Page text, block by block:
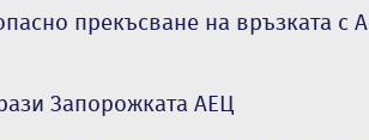
прекъсване на връзката с
Запорожката АЕЦ